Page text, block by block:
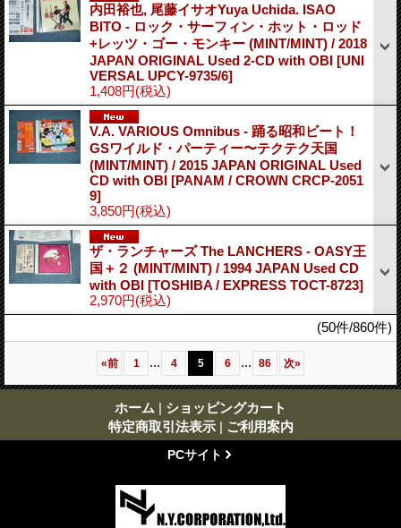
内田裕也, 尾藤イサオYuya Uchida. ISAO
BITO - ロック・サーフィン・ホット・ロッド
+レッツ・ゴー・モンキー (MINT/MINT) / 2018
JAPAN ORIGINAL Used 2-CD with OBI [UNI
VERSAL UPCY-9735/6]
1,408円(税込)
V.A. VARIOUS Omnibus - 踊る昭和ビート！
GSワイルド・パーティー〜テクテク天国
(MINT/MINT) / 2015 JAPAN ORIGINAL Used
CD with OBI [PANAM / CROWN CRCP-2051
9]
3,850円(税込)
ザ・ランチャーズ The LANCHERS - OASY王
国＋２ (MINT/MINT) / 1994 JAPAN Used CD
with OBI [TOSHIBA / EXPRESS TOCT-8723]
2,970円(税込)
(50件/860件)
«前 1 ... 4 5 6 ... 86 次»
ホーム | ショッピングカート
特定商取引法表示 | ご利用案内
PCサイト